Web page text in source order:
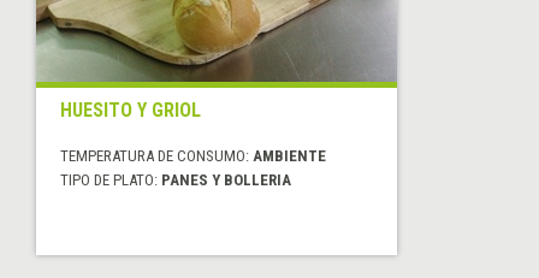
HUESITO Y GRIOL
TEMPERATURA DE CONSUMO: AMBIENTE
TIPO DE PLATO: PANES Y BOLLERIA